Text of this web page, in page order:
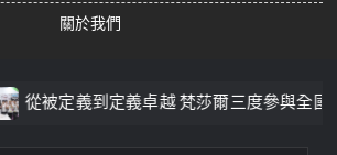
關於我們
定義到定義卓越 梵莎爾三度參與全國技能競